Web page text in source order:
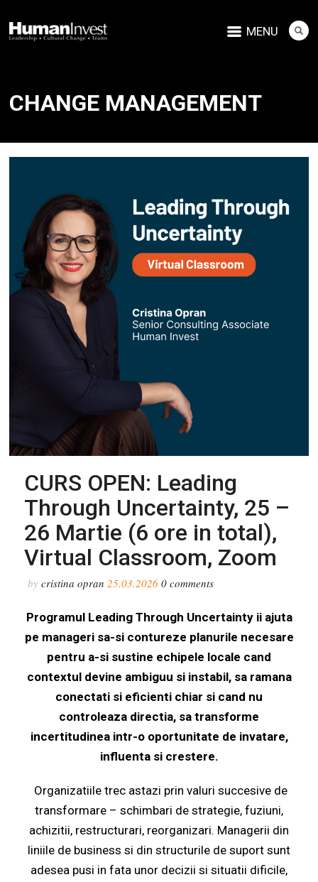
MENU
CHANGE MANAGEMENT
CURS OPEN: Leading
Through Uncertainty, 25 –
26 Martie (6 ore in total),
Virtual Classroom, Zoom
bycristina opran25.03.2026 0comments
Programul Leading Through Uncertainty ii ajuta
pe manageri sa-si contureze planurile necesare
pentru a-si sustine echipele locale cand
contextul devine ambiguu si instabil, sa ramana
conectati si eficienti chiar si cand nu
controleaza directia, sa transforme
incertitudinea intr-o oportunitate de invatare,
influenta si crestere.
Organizatiile trec astazi prin valuri succesive de
transformare – schimbari de strategie, fuziuni,
achizitii, restructurari, reorganizari. Managerii din
liniile de business si din structurile de suport sunt
adesea pusi in fata unor decizii si situatii dificile,